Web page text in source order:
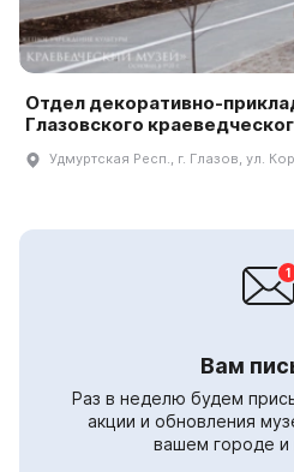
Отдел декоративно-
Глазовского
Удмуртская Респ., г. Глазов, ул.
Вам
Раз в неделю будем
акции и обновления
вашем городе и